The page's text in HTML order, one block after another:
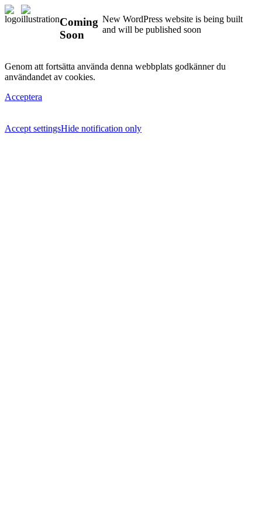
Coming
Soon
New WordPress website is being built
and will be published soon
Genom att fortsätta använda denna webbplats godkänner du
användandet av cookies.
Acceptera
Accept settingsHide notification only